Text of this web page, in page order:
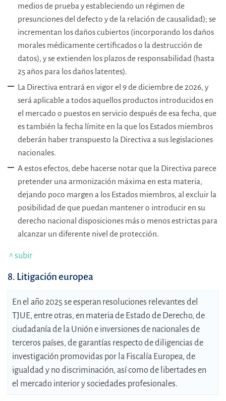
medios de prueba y estableciendo un régimen de
presunciones del defecto y de la relación de causalidad); se
incrementan los daños cubiertos (incorporando los daños
morales médicamente certificados o la destrucción de
datos), y se extienden los plazos de responsabilidad (hasta
25 años para los daños latentes).
La Directiva entrará en vigor el 9 de diciembre de 2026, y
será aplicable a todos aquellos productos introducidos en
el mercado o puestos en servicio después de esa fecha, que
es también la fecha límite en la que los Estados miembros
deberán haber transpuesto la Directiva a sus legislaciones
nacionales.
A estos efectos, debe hacerse notar que la Directiva parece
pretender una armonización máxima en esta materia,
dejando poco margen a los Estados miembros, al excluir la
posibilidad de que puedan mantener o introducir en su
derecho nacional disposiciones más o menos estrictas para
alcanzar un diferente nivel de protección.
^ subir
8. Litigación europea
En el año 2025 se esperan resoluciones relevantes del
TJUE, entre otras, en materia de Estado de Derecho, de
ciudadanía de la Unión e inversiones de nacionales de
terceros países, de garantías respecto de diligencias de
investigación promovidas por la Fiscalía Europea, de
igualdad y no discriminación, así como de libertades en
el mercado interior y sociedades profesionales.